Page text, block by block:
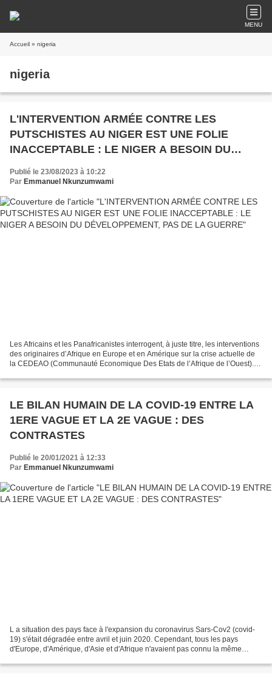
MENU
Accueil » nigeria
nigeria
L'INTERVENTION ARMÉE CONTRE LES
PUTSCHISTES AU NIGER EST UNE FOLIE
INACCEPTABLE : LE NIGER A BESOIN DU
DÉVELOPPEMENT, PAS DE LA GUERRE
Publié le 23/08/2023 à 10:22
Par Emmanuel Nkunzumwami
Les Africains et les Panafricanistes interrogent, à juste titre, les interventions
des originaires d’Afrique en Europe et en Amérique sur la crise actuelle de
la CEDEAO (Communauté Economique Des Etats de l’Afrique de l’Ouest). Il
LE BILAN HUMAIN DE LA COVID-19 ENTRE LA
1ERE VAGUE ET LA 2E VAGUE : DES
CONTRASTES
Publié le 20/01/2021 à 12:33
Par Emmanuel Nkunzumwami
L a situation des pays face à l'expansion du coronavirus Sars-Cov2 (covid-
19) s'était dégradée entre avril et juin 2020. Cependant, tous les pays
d'Europe, d'Amérique, d'Asie et d'Afrique n'avaient pas connu la même